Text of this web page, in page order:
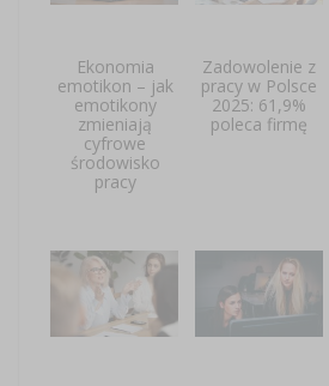
Ekonomia
emotikon – jak
emotikony
zmieniają
cyfrowe
środowisko
pracy
Zadowolenie z
pracy w Polsce
2025: 61,9%
poleca firmę